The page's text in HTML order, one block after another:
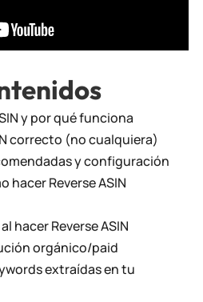
y por qué funciona
correcto (no cualquiera)
y configuración
hacer Reverse ASIN
hacer Reverse ASIN
orgánico/paid
extraídas en tu